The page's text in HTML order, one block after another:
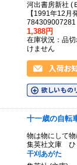
河出書房新社 (
【1991年12
784309007281
1,388円
在庫状況：品
けません
十一歳の自転
物は物にして
集英社文庫 ひ
干刈あがた